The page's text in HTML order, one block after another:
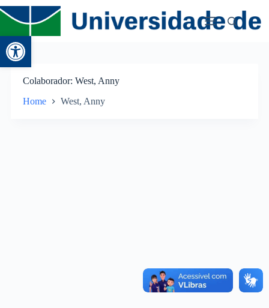
Abrir a barra de ferramentas
Colaborador West, Anny
Home West, Anny